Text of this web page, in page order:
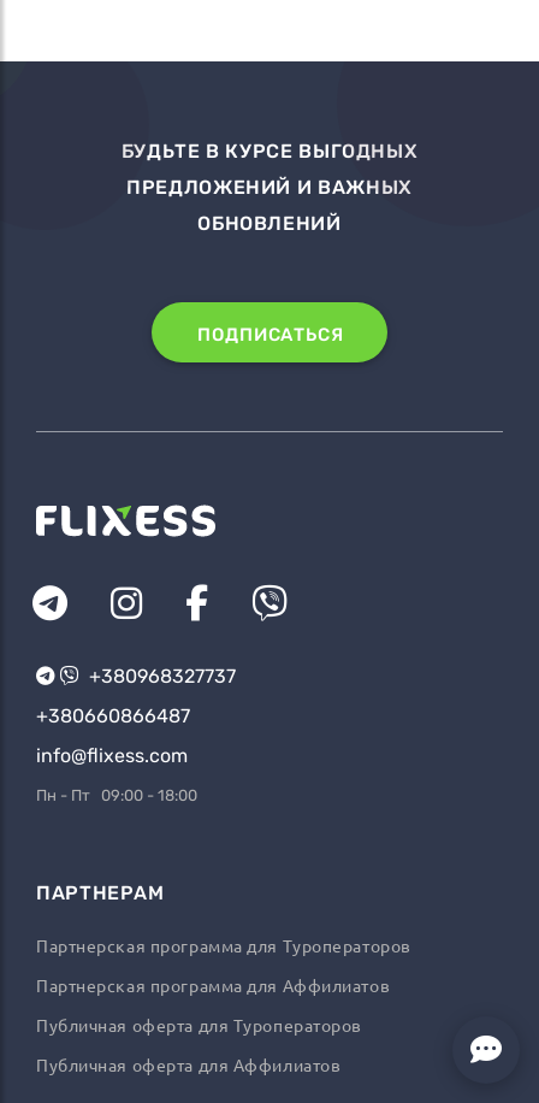
БУДЬТЕ В КУРСЕ ВЫГОДНЫХ
ПРЕДЛОЖЕНИЙ И ВАЖНЫХ
ОБНОВЛЕНИЙ
ПОДПИСАТЬСЯ
+380968327737
+380660866487
info@flixess.com
Пн - Пт 09:00 - 18:00
ПАРТНЕРАМ
Партнерская программа для Туроператоров
Партнерская программа для Аффилиатов
Публичная оферта для Туроператоров
Публичная оферта для Аффилиатов